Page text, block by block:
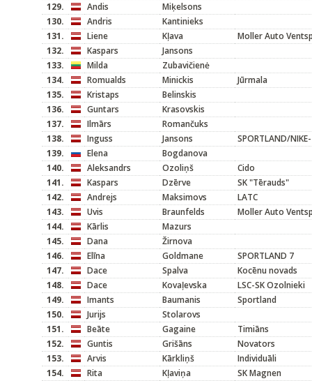
129.
Andis
Miķelsons
130.
Andris
Kantinieks
131.
Liene Kļava
Moller Auto
132.
Kaspars
Jansons
133.
Milda
Zubavičienė
134.
Romualds Minickis
Jūrmala
135.
Kristaps
Belinskis
136.
Guntars
Krasovskis
137.
Ilmārs
Romančuks
138.
Inguss Jansons
SPORTLAND/
139.
Elena
Bogdanova
140.
Aleksandrs Ozoliņš
Cido
141.
Kaspars Dzērve
SK "Tērauds"
142.
Andrejs Maksimovs
LATC
143.
Uvis Braunfelds
Moller Auto
144.
Kārlis
Mazurs
145.
Dana
Žirnova
146.
Elīna Goldmane
SPORTLAND 7
147.
Dace Spalva
Kocēnu novads
148.
Dace Kovaļevska
LSC-SK Ozolnieki
149.
Imants Baumanis
Sportland
150.
Jurijs
Stolarovs
151.
Beāte Gagaine
Timiāns
152.
Guntis Grišāns
Novators
153.
Arvis Kārkliņš
Individuāli
154.
Rita Kļaviņa SK Magnen